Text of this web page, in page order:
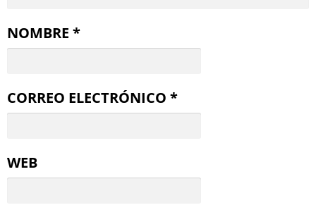
NOMBRE *
CORREO ELECTRÓNICO *
WEB